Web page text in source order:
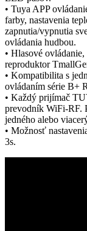
• Tuya APP
farby, nastavenia
zapnutia/vypnutia
ovládania hudbou.
• Hlasové
reproduktor
• Kompatibilita s
ovládaním série B+
• Každý prijímač
prevodník WiFi-RF.
jedného alebo
• Možnosť
3s.